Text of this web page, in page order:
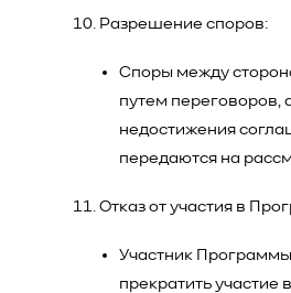
Разрешение споров:
Споры между
путем переговоров,
недостижения
передаются на
Отказ от участия в
Участник
прекратить участие